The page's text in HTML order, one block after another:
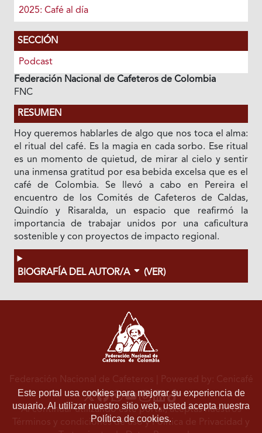
2025: Café al día
SECCIÓN
Podcast
Federación Nacional de Cafeteros de Colombia
FNC
RESUMEN
Hoy queremos hablarles de algo que nos toca el alma:
el ritual del café. Es la magia en cada sorbo. Ese ritual
es un momento de quietud, de mirar al cielo y sentir
una inmensa gratitud por esa bebida excelsa que es el
café de Colombia. Se llevó a cabo en Pereira el
encuentro de los Comités de Cafeteros de Caldas,
Quindío y Risaralda, un espacio que reafirmó la
importancia de trabajar unidos por una caficultura
sostenible y con proyectos de impacto regional.
BIOGRAFÍA DEL AUTOR/A (VER)
Este portal usa cookies para mejorar su experiencia de
usuario. Al utilizar nuestro sitio web, usted acepta nuestra
Política de cookies.
Federación Nacional de Cafeteros | Powered by: Cenicafé
Al continuar utilizando este portal, aceptas nuestros
Términos y condiciones de usoyPolítica de Privacidad y